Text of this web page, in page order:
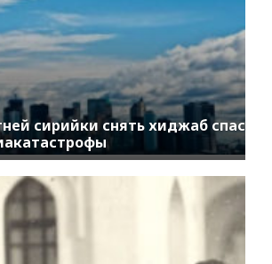
сирийки снять хиджаб спас